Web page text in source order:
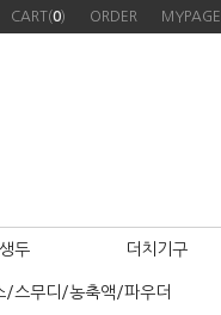
CART(0) ORDER MYPAGE
두 더치기구
/스무디/농축액/파우더